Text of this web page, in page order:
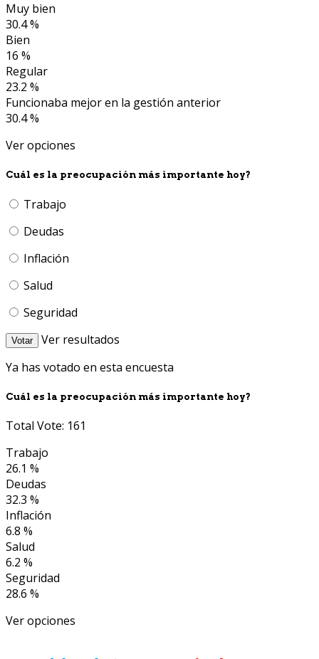
Muy bien
30.4 %
Bien
16 %
Regular
23.2 %
Funcionaba mejor en la gestión anterior
30.4 %
Ver opciones
Cuál es la preocupación más importante hoy?
Trabajo
Deudas
Inflación
Salud
Seguridad
Votar
Ver resultados
Ya has votado en esta encuesta
Cuál es la preocupación más importante hoy?
Total Vote: 161
Trabajo
26.1 %
Deudas
32.3 %
Inflación
6.8 %
Salud
6.2 %
Seguridad
28.6 %
Ver opciones